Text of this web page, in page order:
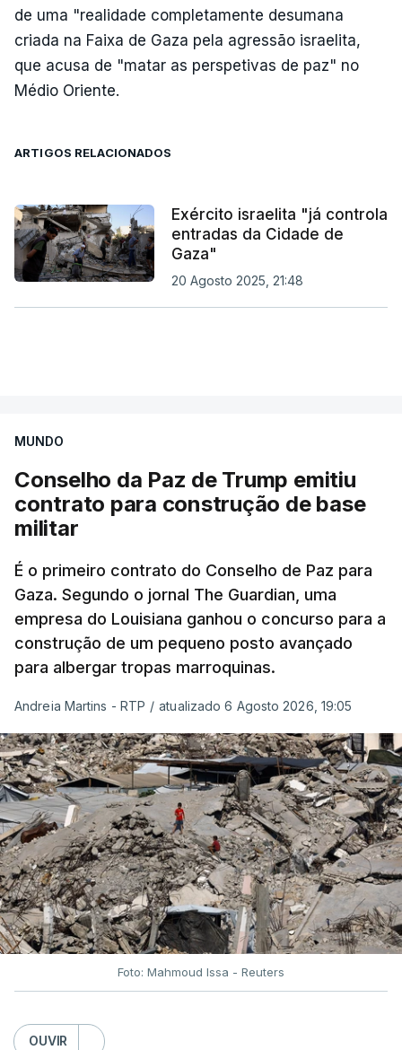
de uma "realidade completamente desumana
criada na Faixa de Gaza pela agressão israelita,
que acusa de "matar as perspetivas de paz" no
Médio Oriente.
ARTIGOS RELACIONADOS
Exército israelita "já controla
entradas da Cidade de
Gaza"
20 Agosto 2025, 21:48
MUNDO
Conselho da Paz de Trump emitiu
contrato para construção de base
militar
É o primeiro contrato do Conselho de Paz para
Gaza. Segundo o jornal The Guardian, uma
empresa do Louisiana ganhou o concurso para a
construção de um pequeno posto avançado
para albergar tropas marroquinas.
Andreia Martins - RTP / atualizado 6 Agosto 2026, 19:05
Foto: Mahmoud Issa - Reuters
OUVIR